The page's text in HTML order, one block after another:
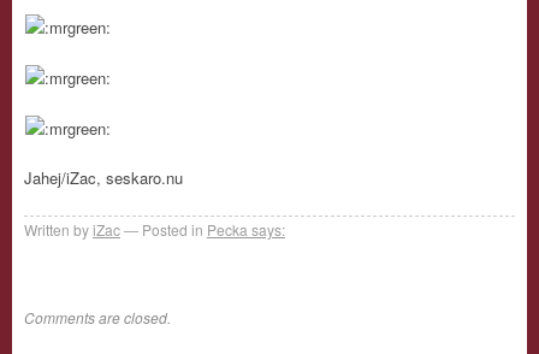
Jahej/iZac, seskaro.nu
Written byiZac Posted in Pecka says:
Comments are closed.